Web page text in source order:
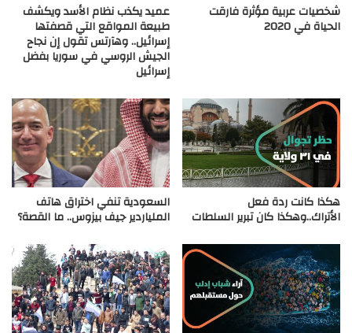
شخصيات عربية مؤثرة فارقت
الحياة في 2020
عميد يكذب نظام الأسد ويكشف
طبيعة المواقع التي قصفتها
إسرائيل.. وهآرتس تقول إن نجاح
الجيش الروسي في سوريا بفضل
إسرائيل
هكذا كانت ردة فعل
الأتراك..وهكذا كان تبرير السلطات
السعودية تنفي اختراق هاتف
الملياردير جيف بيزوس.. ما القصة؟